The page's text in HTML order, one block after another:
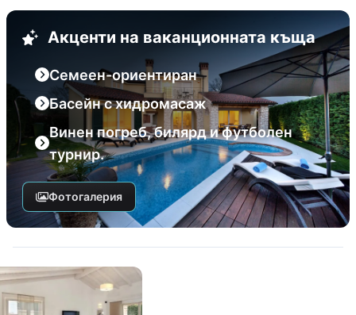
Акценти на ваканционната къща
Семеен-ориентиран
Басейн с хидромасаж
Винен погреб, билярд и футболен
турнир.
Фотогалерия